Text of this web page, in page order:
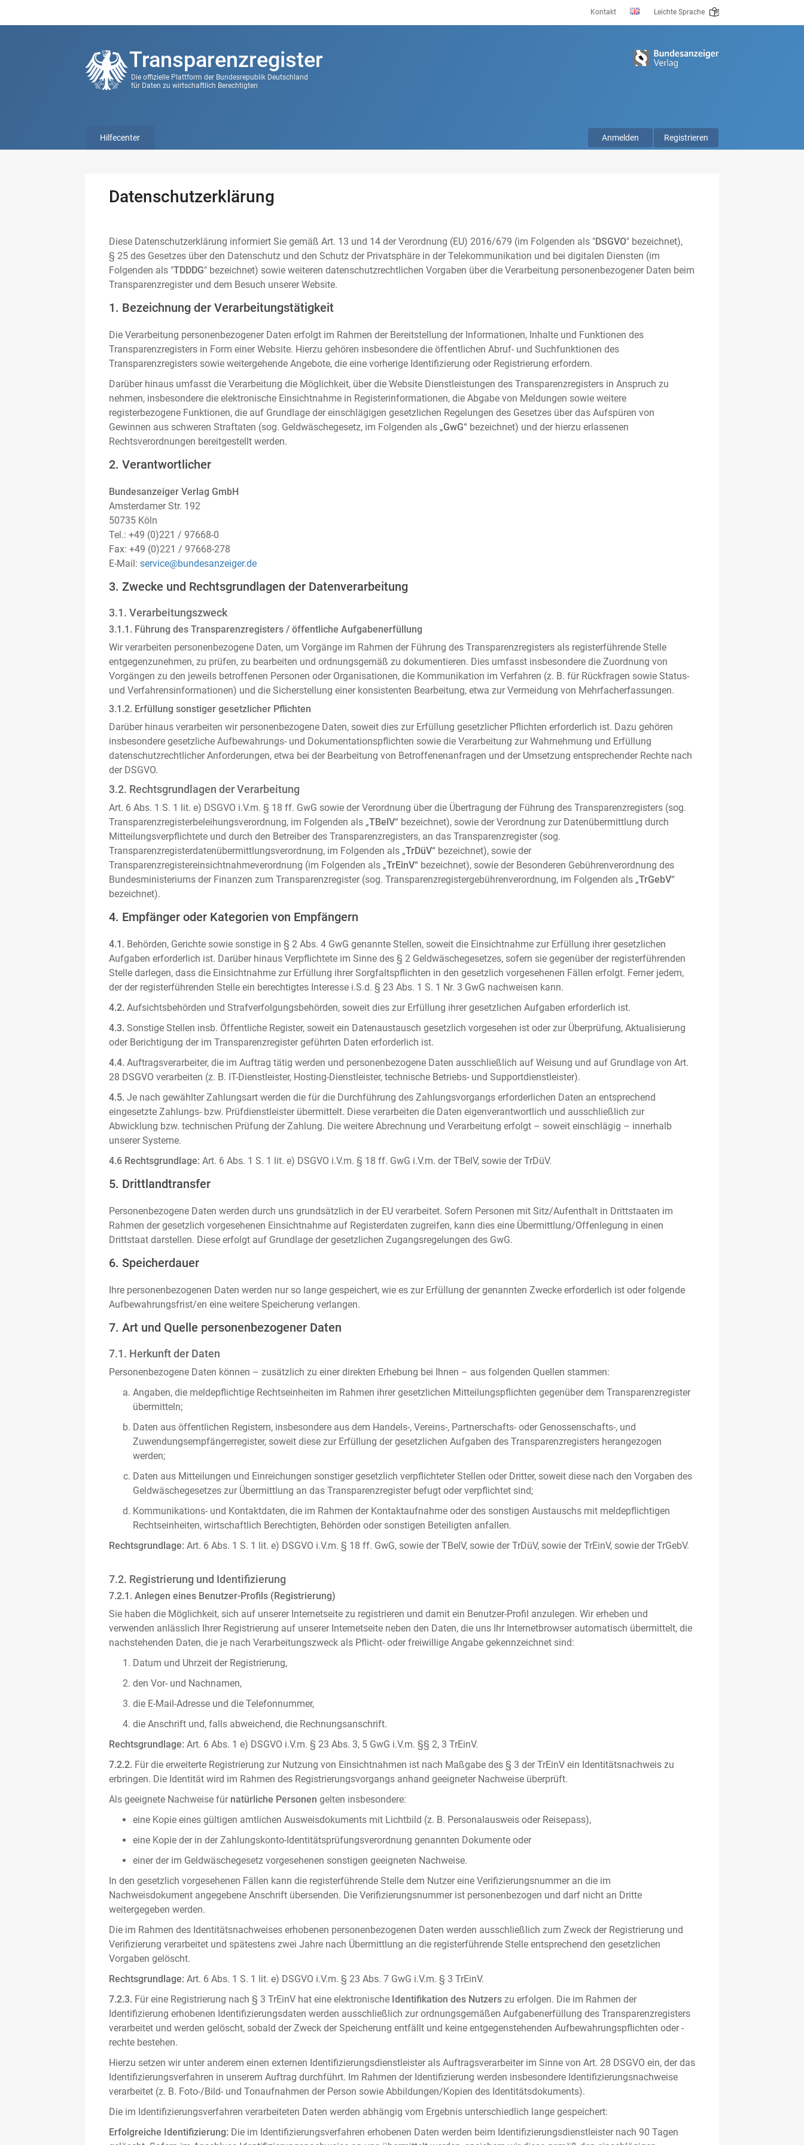
Kontakt Leichte Sprache
Transparenzregister
Die offizielle Plattform der Bundesrepublik Deutschland
für Daten zu wirtschaftlich Berechtigten
Anmelden Registrieren
Hilfecenter
Datenschutzerklärung
Diese Datenschutzerklärung informiert Sie gemäß Art. 13 und 14 der Verordnung (EU) 2016/679 (im Folgenden als "DSGVO" bezeichnet),
§ 25 des Gesetzes über den Datenschutz und den Schutz der Privatsphäre in der Telekommunikation und bei digitalen Diensten (im
Folgenden als "TDDDG" bezeichnet) sowie weiteren datenschutzrechtlichen Vorgaben über die Verarbeitung personenbezogener Daten beim
Transparenzregister und dem Besuch unserer Website.
1. Bezeichnung der Verarbeitungstätigkeit
Die Verarbeitung personenbezogener Daten erfolgt im Rahmen der Bereitstellung der Informationen, Inhalte und Funktionen des
Transparenzregisters in Form einer Website. Hierzu gehören insbesondere die öffentlichen Abruf- und Suchfunktionen des
Transparenzregisters sowie weitergehende Angebote, die eine vorherige Identifizierung oder Registrierung erfordern.
Darüber hinaus umfasst die Verarbeitung die Möglichkeit, über die Website Dienstleistungen des Transparenzregisters in Anspruch zu
nehmen, insbesondere die elektronische Einsichtnahme in Registerinformationen, die Abgabe von Meldungen sowie weitere
registerbezogene Funktionen, die auf Grundlage der einschlägigen gesetzlichen Regelungen des Gesetzes über das Aufspüren von
Gewinnen aus schweren Straftaten (sog. Geldwäschegesetz, im Folgenden als „GwG“ bezeichnet) und der hierzu erlassenen
Rechtsverordnungen bereitgestellt werden.
2. Verantwortlicher
Bundesanzeiger Verlag GmbH
Amsterdamer Str. 192
50735 Köln
Tel.: +49 (0)221 / 97668-0
Fax: +49 (0)221 / 97668-278
E-Mail: service@bundesanzeiger.de
3. Zwecke und Rechtsgrundlagen der Datenverarbeitung
3.1. Verarbeitungszweck
3.1.1. Führung des Transparenzregisters / öffentliche Aufgabenerfüllung
Wir verarbeiten personenbezogene Daten, um Vorgänge im Rahmen der Führung des Transparenzregisters als registerführende Stelle
entgegenzunehmen, zu prüfen, zu bearbeiten und ordnungsgemäß zu dokumentieren. Dies umfasst insbesondere die Zuordnung von
Vorgängen zu den jeweils betroffenen Personen oder Organisationen, die Kommunikation im Verfahren (z. B. für Rückfragen sowie Status-
und Verfahrensinformationen) und die Sicherstellung einer konsistenten Bearbeitung, etwa zur Vermeidung von Mehrfacherfassungen.
3.1.2. Erfüllung sonstiger gesetzlicher Pflichten
Darüber hinaus verarbeiten wir personenbezogene Daten, soweit dies zur Erfüllung gesetzlicher Pflichten erforderlich ist. Dazu gehören
insbesondere gesetzliche Aufbewahrungs- und Dokumentationspflichten sowie die Verarbeitung zur Wahrnehmung und Erfüllung
datenschutzrechtlicher Anforderungen, etwa bei der Bearbeitung von Betroffenenanfragen und der Umsetzung entsprechender Rechte nach
der DSGVO.
3.2. Rechtsgrundlagen der Verarbeitung
Art. 6 Abs. 1 S. 1 lit. e) DSGVO i.V.m. § 18 ff. GwG sowie der Verordnung über die Übertragung der Führung des Transparenzregisters (sog.
Transparenzregisterbeleihungsverordnung, im Folgenden als „TBelV“ bezeichnet), sowie der Verordnung zur Datenübermittlung durch
Mitteilungsverpflichtete und durch den Betreiber des Transparenzregisters, an das Transparenzregister (sog.
Transparenzregisterdatenübermittlungsverordnung, im Folgenden als „TrDüV“ bezeichnet), sowie der
Transparenzregistereinsichtnahmeverordnung (im Folgenden als „TrEinV“ bezeichnet), sowie der Besonderen Gebührenverordnung des
Bundesministeriums der Finanzen zum Transparenzregister (sog. Transparenzregistergebührenverordnung, im Folgenden als „TrGebV“
bezeichnet).
4. Empfänger oder Kategorien von Empfängern
4.1. Behörden, Gerichte sowie sonstige in § 2 Abs. 4 GwG genannte Stellen, soweit die Einsichtnahme zur Erfüllung ihrer gesetzlichen
Aufgaben erforderlich ist. Darüber hinaus Verpflichtete im Sinne des § 2 Geldwäschegesetzes, sofern sie gegenüber der registerführenden
Stelle darlegen, dass die Einsichtnahme zur Erfüllung ihrer Sorgfaltspflichten in den gesetzlich vorgesehenen Fällen erfolgt. Ferner jedem,
der der registerführenden Stelle ein berechtigtes Interesse i.S.d. § 23 Abs. 1 S. 1 Nr. 3 GwG nachweisen kann.
4.2. Aufsichtsbehörden und Strafverfolgungsbehörden, soweit dies zur Erfüllung ihrer gesetzlichen Aufgaben erforderlich ist.
4.3. Sonstige Stellen insb. Öffentliche Register, soweit ein Datenaustausch gesetzlich vorgesehen ist oder zur Überprüfung, Aktualisierung
oder Berichtigung der im Transparenzregister geführten Daten erforderlich ist.
4.4. Auftragsverarbeiter, die im Auftrag tätig werden und personenbezogene Daten ausschließlich auf Weisung und auf Grundlage von Art.
28 DSGVO verarbeiten (z. B. IT-Dienstleister, Hosting-Dienstleister, technische Betriebs- und Supportdienstleister).
4.5. Je nach gewählter Zahlungsart werden die für die Durchführung des Zahlungsvorgangs erforderlichen Daten an entsprechend
eingesetzte Zahlungs- bzw. Prüfdienstleister übermittelt. Diese verarbeiten die Daten eigenverantwortlich und ausschließlich zur
Abwicklung bzw. technischen Prüfung der Zahlung. Die weitere Abrechnung und Verarbeitung erfolgt – soweit einschlägig – innerhalb
unserer Systeme.
4.6 Rechtsgrundlage: Art. 6 Abs. 1 S. 1 lit. e) DSGVO i.V.m. § 18 ff. GwG i.V.m. der TBelV, sowie der TrDüV.
5. Drittlandtransfer
Personenbezogene Daten werden durch uns grundsätzlich in der EU verarbeitet. Sofern Personen mit Sitz/Aufenthalt in Drittstaaten im
Rahmen der gesetzlich vorgesehenen Einsichtnahme auf Registerdaten zugreifen, kann dies eine Übermittlung/Offenlegung in einen
Drittstaat darstellen. Diese erfolgt auf Grundlage der gesetzlichen Zugangsregelungen des GwG.
6. Speicherdauer
Ihre personenbezogenen Daten werden nur so lange gespeichert, wie es zur Erfüllung der genannten Zwecke erforderlich ist oder folgende
Aufbewahrungsfrist/en eine weitere Speicherung verlangen.
7. Art und Quelle personenbezogener Daten
7.1. Herkunft der Daten
Personenbezogene Daten können – zusätzlich zu einer direkten Erhebung bei Ihnen – aus folgenden Quellen stammen:
Angaben, die meldepflichtige Rechtseinheiten im Rahmen ihrer gesetzlichen Mitteilungspflichten gegenüber dem Transparenzregister
übermitteln;
Daten aus öffentlichen Registern, insbesondere aus dem Handels-, Vereins-, Partnerschafts- oder Genossenschafts-, und
Zuwendungsempfängerregister, soweit diese zur Erfüllung der gesetzlichen Aufgaben des Transparenzregisters herangezogen
werden;
Daten aus Mitteilungen und Einreichungen sonstiger gesetzlich verpflichteter Stellen oder Dritter, soweit diese nach den Vorgaben des
Geldwäschegesetzes zur Übermittlung an das Transparenzregister befugt oder verpflichtet sind;
Kommunikations- und Kontaktdaten, die im Rahmen der Kontaktaufnahme oder des sonstigen Austauschs mit meldepflichtigen
Rechtseinheiten, wirtschaftlich Berechtigten, Behörden oder sonstigen Beteiligten anfallen.
Rechtsgrundlage: Art. 6 Abs. 1 S. 1 lit. e) DSGVO i.V.m. § 18 ff. GwG, sowie der TBelV, sowie der TrDüV, sowie der TrEinV, sowie der TrGebV.
7.2. Registrierung und Identifizierung
7.2.1. Anlegen eines Benutzer-Profils (Registrierung)
Sie haben die Möglichkeit, sich auf unserer Internetseite zu registrieren und damit ein Benutzer-Profil anzulegen. Wir erheben und
verwenden anlässlich Ihrer Registrierung auf unserer Internetseite neben den Daten, die uns Ihr Internetbrowser automatisch übermittelt, die
nachstehenden Daten, die je nach Verarbeitungszweck als Pflicht- oder freiwillige Angabe gekennzeichnet sind:
Datum und Uhrzeit der Registrierung,
den Vor- und Nachnamen,
die E-Mail-Adresse und die Telefonnummer,
die Anschrift und, falls abweichend, die Rechnungsanschrift.
Rechtsgrundlage: Art. 6 Abs. 1 e) DSGVO i.V.m. § 23 Abs. 3, 5 GwG i.V.m. §§ 2, 3 TrEinV.
7.2.2. Für die erweiterte Registrierung zur Nutzung von Einsichtnahmen ist nach Maßgabe des § 3 der TrEinV ein Identitätsnachweis zu
erbringen. Die Identität wird im Rahmen des Registrierungsvorgangs anhand geeigneter Nachweise überprüft.
Als geeignete Nachweise für natürliche Personen gelten insbesondere:
eine Kopie eines gültigen amtlichen Ausweisdokuments mit Lichtbild (z. B. Personalausweis oder Reisepass),
eine Kopie der in der Zahlungskonto-Identitätsprüfungsverordnung genannten Dokumente oder
einer der im Geldwäschegesetz vorgesehenen sonstigen geeigneten Nachweise.
In den gesetzlich vorgesehenen Fällen kann die registerführende Stelle dem Nutzer eine Verifizierungsnummer an die im
Nachweisdokument angegebene Anschrift übersenden. Die Verifizierungsnummer ist personenbezogen und darf nicht an Dritte
weitergegeben werden.
Die im Rahmen des Identitätsnachweises erhobenen personenbezogenen Daten werden ausschließlich zum Zweck der Registrierung und
Verifizierung verarbeitet und spätestens zwei Jahre nach Übermittlung an die registerführende Stelle entsprechend den gesetzlichen
Vorgaben gelöscht.
Rechtsgrundlage: Art. 6 Abs. 1 S. 1 lit. e) DSGVO i.V.m. § 23 Abs. 7 GwG i.V.m. § 3 TrEinV.
7.2.3. Für eine Registrierung nach § 3 TrEinV hat eine elektronische Identifikation des Nutzers zu erfolgen. Die im Rahmen der
Identifizierung erhobenen Identifizierungsdaten werden ausschließlich zur ordnungsgemäßen Aufgabenerfüllung des Transparenzregisters
verarbeitet und werden gelöscht, sobald der Zweck der Speicherung entfällt und keine entgegenstehenden Aufbewahrungspflichten oder -
rechte bestehen.
Hierzu setzen wir unter anderem einen externen Identifizierungsdienstleister als Auftragsverarbeiter im Sinne von Art. 28 DSGVO ein, der das
Identifizierungsverfahren in unserem Auftrag durchführt. Im Rahmen der Identifizierung werden insbesondere Identifizierungsnachweise
verarbeitet (z. B. Foto-/Bild- und Tonaufnahmen der Person sowie Abbildungen/Kopien des Identitätsdokuments).
Die im Identifizierungsverfahren verarbeiteten Daten werden abhängig vom Ergebnis unterschiedlich lange gespeichert:
Erfolgreiche Identifizierung: Die im Identifizierungsverfahren erhobenen Daten werden beim Identifizierungsdienstleister nach 90 Tagen